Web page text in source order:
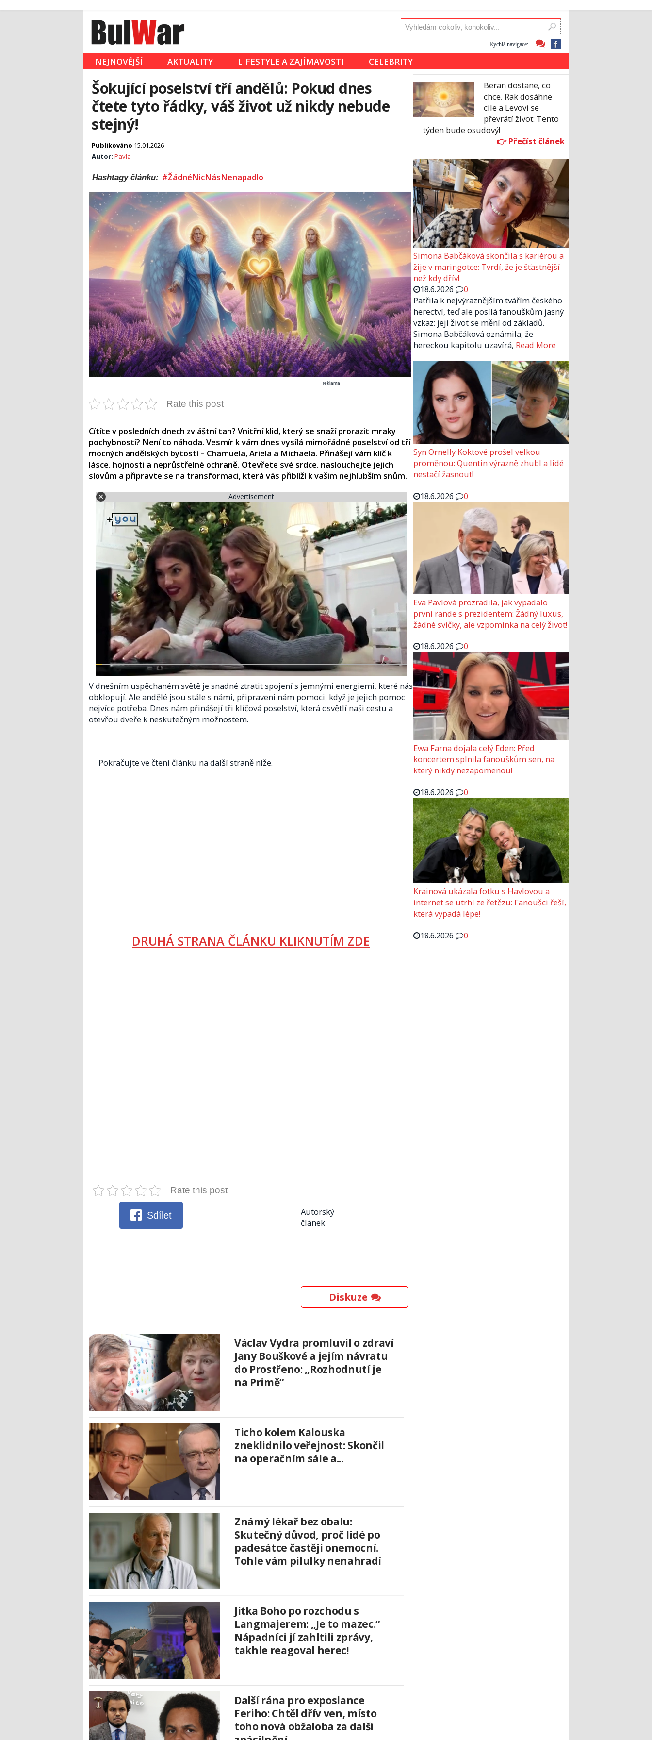
Rychlá navigace:
NEJNOVĚJŠÍ AKTUALITY LIFESTYLE A ZAJÍMAVOSTI CELEBRITY
Šokující poselství tří andělů: Pokud dnes
čtete tyto řádky, váš život už nikdy nebude
stejný!
Publikováno 15.01.2026
Autor: Pavla
Hashtagy článku: #ŽádnéNicNásNenapadlo
reklama
Rate this post
Cítíte v posledních dnech zvláštní tah? Vnitřní klid, který se snaží prorazit mraky
pochybností? Není to náhoda. Vesmír k vám dnes vysílá mimořádné poselství od tří
mocných andělských bytostí – Chamuela, Ariela a Michaela. Přinášejí vám klíč k
lásce, hojnosti a neprůstřelné ochraně. Otevřete své srdce, naslouchejte jejich
slovům a připravte se na transformaci, která vás přiblíží k vašim nejhlubším snům.
Advertisement
V dnešním uspěchaném světě je snadné ztratit spojení s jemnými energiemi, které nás
obklopují. Ale andělé jsou stále s námi, připraveni nám pomoci, když je jejich pomoc
nejvíce potřeba. Dnes nám přinášejí tři klíčová poselství, která osvětlí naši cestu a
otevřou dveře k neskutečným možnostem.
Pokračujte ve čtení článku na další straně níže.
DRUHÁ STRANA ČLÁNKU KLIKNUTÍM ZDE
Rate this post
Sdílet
Autorský
článek
Diskuze
Václav Vydra promluvil o zdraví
Jany Bouškové a jejím návratu
do Prostřeno: „Rozhodnutí je
na Primě“
Ticho kolem Kalouska
zneklidnilo veřejnost: Skončil
na operačním sále a...
Známý lékař bez obalu:
Skutečný důvod, proč lidé po
padesátce častěji onemocní.
Tohle vám pilulky nenahradí
Jitka Boho po rozchodu s
Langmajerem: „Je to mazec.“
Nápadníci jí zahltili zprávy,
takhle reagoval herec!
Další rána pro exposlance
Feriho: Chtěl dřív ven, místo
toho nová obžaloba za další
Beran dostane, co
chce, Rak dosáhne
cíle a Levovi se
převrátí život: Tento
týden bude osudový!
Simona Babčáková skončila s kariérou a
žije v maringotce: Tvrdí, že je šťastnější
než kdy dřív!
18.6.2026
0
Patřila k nejvýraznějším tvářím českého
herectví, teď ale posílá fanouškům jasný
vzkaz: její život se mění od základů.
Simona Babčáková oznámila, že
hereckou kapitolu uzavírá, Read More
Syn Ornelly Koktové prošel velkou
proměnou: Quentin výrazně zhubl a lidé
nestačí žasnout!
18.6.2026
0
Eva Pavlová prozradila, jak vypadalo
první rande s prezidentem: Žádný luxus,
žádné svíčky, ale vzpomínka na celý život!
18.6.2026
0
Ewa Farna dojala celý Eden: Před
koncertem splnila fanouškům sen, na
který nikdy nezapomenou!
18.6.2026
0
Krainová ukázala fotku s Havlovou a
internet se utrhl ze řetězu: Fanoušci řeší,
která vypadá lépe!
18.6.2026
0